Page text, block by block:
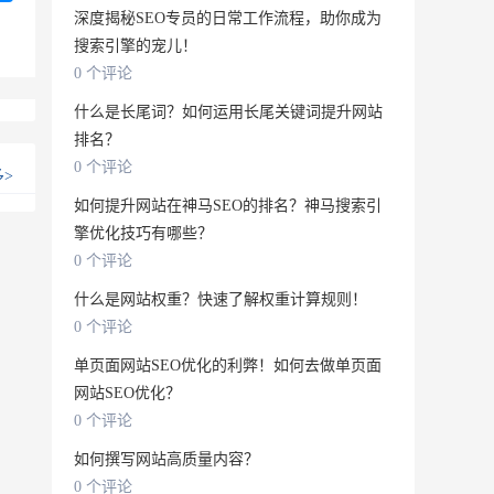
>
深度揭秘SEO专员的日常工作流程，助你成为
搜索引擎的宠儿！
0 个评论
什么是长尾词？如何运用长尾关键词提升网站
排名？
0 个评论
如何提升网站在神马SEO的排名？神马搜索引
擎优化技巧有哪些？
0 个评论
什么是网站权重？快速了解权重计算规则！
0 个评论
单页面网站SEO优化的利弊！如何去做单页面
网站SEO优化？
0 个评论
如何撰写网站高质量内容？
0 个评论